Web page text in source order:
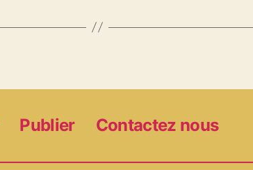
Publier Contactez nous